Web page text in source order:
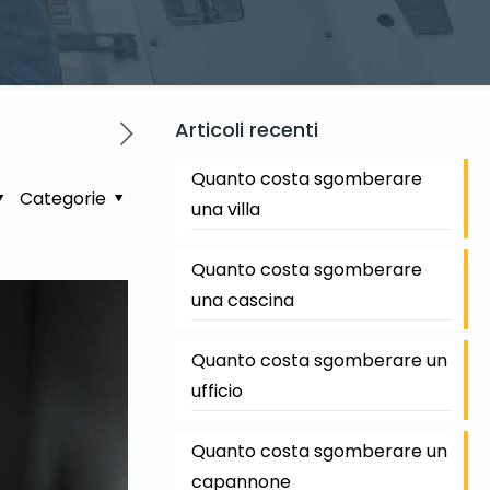
Categorie
Articoli recenti
Quanto costa sgomberare
una villa
Quanto costa sgomberare
una cascina
Quanto costa sgomberare un
ufficio
Quanto costa sgomberare un
capannone